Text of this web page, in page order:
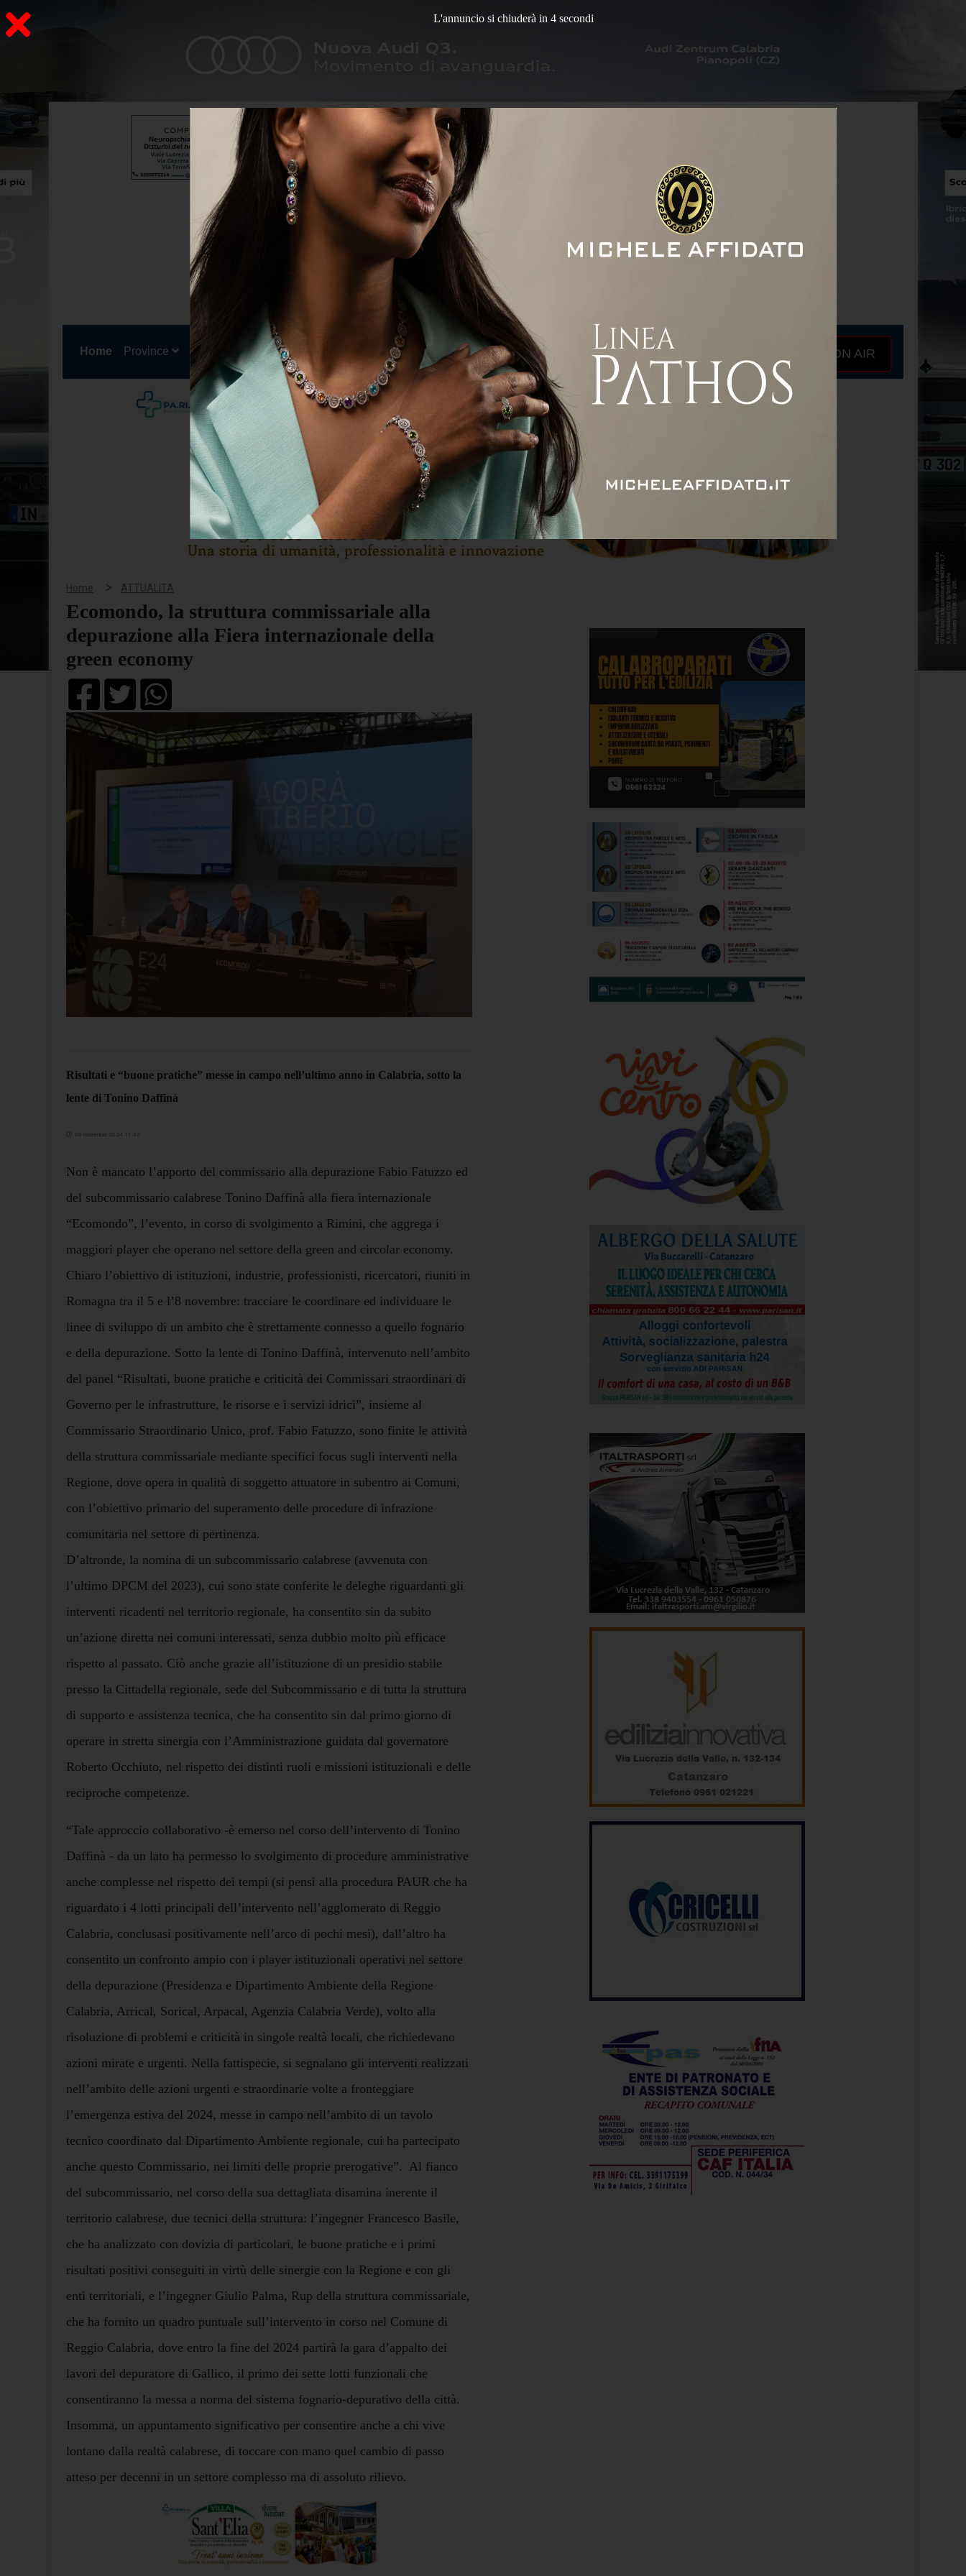
Home (current)
Province Cronaca Politica Attualità Economia Sport Servizi ON AIR
Home > ATTUALITA
Ecomondo, la struttura commissariale alla
depurazione alla Fiera internazionale della
green economy
Risultati e “buone pratiche” messe in campo nell’ultimo anno in Calabria, sotto la
lente di Tonino Daffinà
08 novembre 2024 11:32
Non è mancato l’apporto del commissario alla depurazione Fabio Fatuzzo ed
del subcommissario calabrese Tonino Daffinà alla fiera internazionale
“Ecomondo”, l’evento, in corso di svolgimento a Rimini, che aggrega i
maggiori player che operano nel settore della green and circolar economy.
Chiaro l’obiettivo di istituzioni, industrie, professionisti, ricercatori, riuniti in
Romagna tra il 5 e l’8 novembre: tracciare le coordinare ed individuare le
linee di sviluppo di un ambito che è strettamente connesso a quello fognario
e della depurazione. Sotto la lente di Tonino Daffinà, intervenuto nell’ambito
del panel “Risultati, buone pratiche e criticità dei Commissari straordinari di
Governo per le infrastrutture, le risorse e i servizi idrici”, insieme al
Commissario Straordinario Unico, prof. Fabio Fatuzzo, sono finite le attività
della struttura commissariale mediante specifici focus sugli interventi nella
Regione, dove opera in qualità di soggetto attuatore in subentro ai Comuni,
con l’obiettivo primario del superamento delle procedure di infrazione
comunitaria nel settore di pertinenza.
D’altronde, la nomina di un subcommissario calabrese (avvenuta con
l’ultimo DPCM del 2023), cui sono state conferite le deleghe riguardanti gli
interventi ricadenti nel territorio regionale, ha consentito sin da subito
un’azione diretta nei comuni interessati, senza dubbio molto più efficace
rispetto al passato. Ciò anche grazie all’istituzione di un presidio stabile
presso la Cittadella regionale, sede del Subcommissario e di tutta la struttura
di supporto e assistenza tecnica, che ha consentito sin dal primo giorno di
operare in stretta sinergia con l’Amministrazione guidata dal governatore
Roberto Occhiuto, nel rispetto dei distinti ruoli e missioni istituzionali e delle
reciproche competenze.
“Tale approccio collaborativo -è emerso nel corso dell’intervento di Tonino
Daffinà - da un lato ha permesso lo svolgimento di procedure amministrative
anche complesse nel rispetto dei tempi (si pensi alla procedura PAUR che ha
riguardato i 4 lotti principali dell’intervento nell’agglomerato di Reggio
Calabria, conclusasi positivamente nell’arco di pochi mesi), dall’altro ha
consentito un confronto ampio con i player istituzionali operativi nel settore
della depurazione (Presidenza e Dipartimento Ambiente della Regione
Calabria, Arrical, Sorical, Arpacal, Agenzia Calabria Verde), volto alla
risoluzione di problemi e criticità in singole realtà locali, che richiedevano
azioni mirate e urgenti. Nella fattispecie, si segnalano gli interventi realizzati
nell’ambito delle azioni urgenti e straordinarie volte a fronteggiare
l’emergenza estiva del 2024, messe in campo nell’ambito di un tavolo
tecnico coordinato dal Dipartimento Ambiente regionale, cui ha partecipato
anche questo Commissario, nei limiti delle proprie prerogative”. Al fianco
del subcommissario, nel corso della sua dettagliata disamina inerente il
territorio calabrese, due tecnici della struttura: l’ingegner Francesco Basile,
che ha analizzato con dovizia di particolari, le buone pratiche e i primi
risultati positivi conseguiti in virtù delle sinergie con la Regione e con gli
enti territoriali, e l’ingegner Giulio Palma, Rup della struttura commissariale,
che ha fornito un quadro puntuale sull’intervento in corso nel Comune di
Reggio Calabria, dove entro la fine del 2024 partirà la gara d’appalto dei
lavori del depuratore di Gallico, il primo dei sette lotti funzionali che
consentiranno la messa a norma del sistema fognario-depurativo della città.
Insomma, un appuntamento significativo per consentire anche a chi vive
lontano dalla realtà calabrese, di toccare con mano quel cambio di passo
atteso per decenni in un settore complesso ma di assoluto rilievo.
L'annuncio si chiuderà in 3 secondi